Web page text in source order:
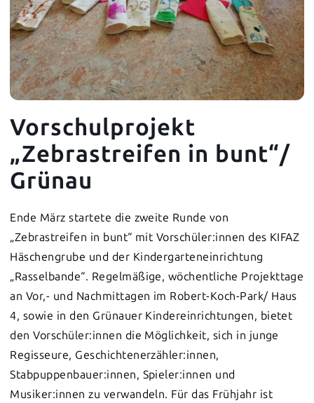
Vorschulprojekt
„Zebrastreifen in bunt“/
Grünau
Ende März startete die zweite Runde von
„Zebrastreifen in bunt“ mit Vorschüler:innen des KIFAZ
Häschengrube und der Kindergarteneinrichtung
„Rasselbande“. Regelmäßige, wöchentliche Projekttage
an Vor,- und Nachmittagen im Robert-Koch-Park/ Haus
4, sowie in den Grünauer Kindereinrichtungen, bietet
den Vorschüler:innen die Möglichkeit, sich in junge
Regisseure, Geschichtenerzähler:innen,
Stabpuppenbauer:innen, Spieler:innen und
Musiker:innen zu verwandeln. Für das Frühjahr ist